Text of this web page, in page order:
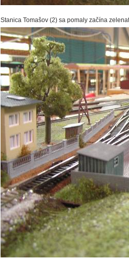
Stanica Tomašov (2) sa pomaly začína